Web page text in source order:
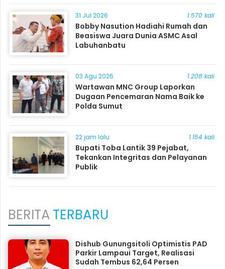
31 Jul 2026 1.570 kali
Bobby Nasution Hadiahi Rumah dan
Beasiswa Juara Dunia ASMC Asal
Labuhanbatu
03 Agu 2026 1.208 kali
Wartawan MNC Group Laporkan
Dugaan Pencemaran Nama Baik ke
Polda Sumut
22 jam lalu 1.154 kali
Bupati Toba Lantik 39 Pejabat,
Tekankan Integritas dan Pelayanan
Publik
BERITATERBARU
Dishub Gunungsitoli Optimistis PAD
Parkir Lampaui Target, Realisasi
Sudah Tembus 62,64 Persen